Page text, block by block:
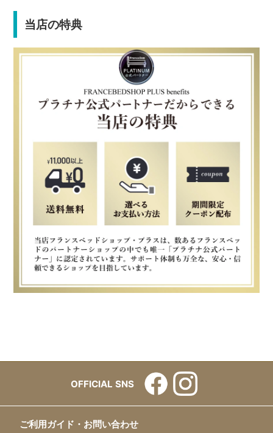
当店の特典
OFFICIAL SNS
ご利用ガイド・お問い合わせ